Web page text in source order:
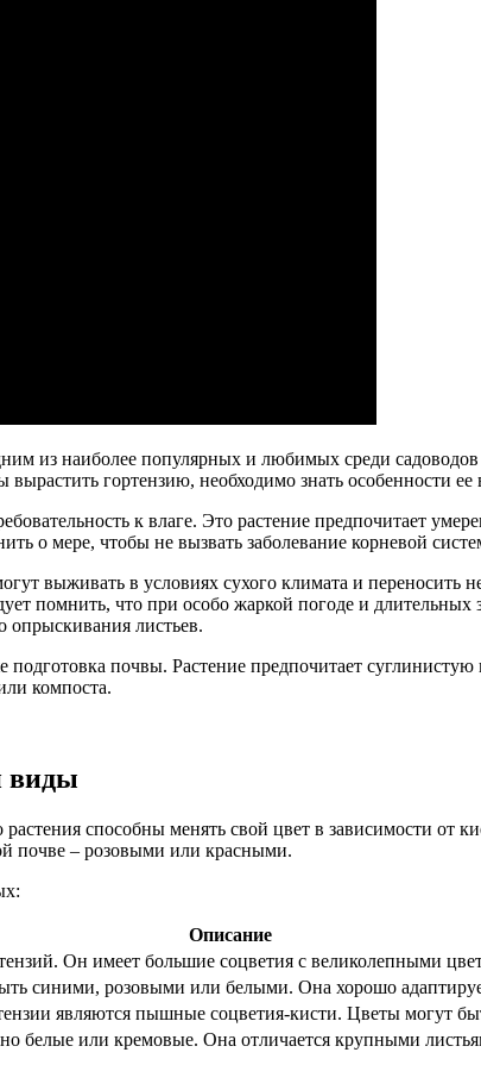
из наиболее популярных и любимых среди
гортензию, необходимо знать особенности
к влаге. Это растение предпочитает
о мере, чтобы не вызвать заболевание корневой
выживать в условиях сухого климата и переносить
помнить, что при особо жаркой погоде и
опрыскивания листьев.
почвы. Растение предпочитает
компоста.
виды
способны менять свой цвет в зависимости
почве – розовыми или красными.
Описание
Он имеет большие соцветия с великолепными
синими, розовыми или белыми. Она хорошо
являются пышные соцветия-кисти. Цветы могут
белые или кремовые. Она отличается крупными